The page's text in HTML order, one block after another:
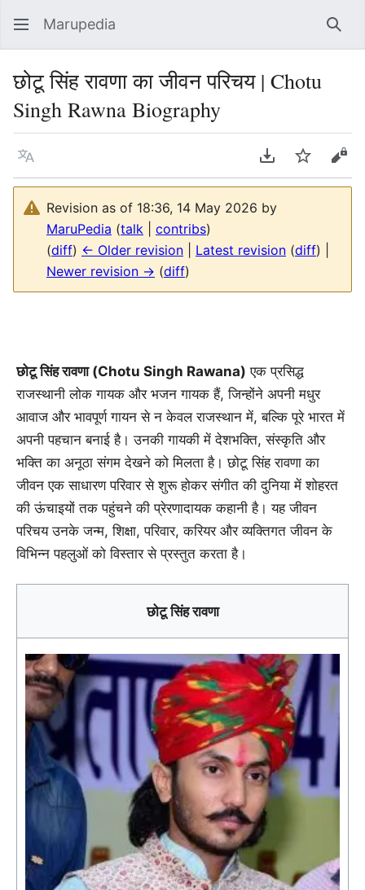
Marupedia
छोटू सिंह रावणा का जीवन परिचय | Chotu
Singh Rawna Biography
Language Download PDF
Watch
Revision as of 18:36, 14 May 2026 by
MaruPedia (talk contribs)
(diff) ← Older revision Latest revision (diff) |
Newer revision → (diff)
छोटू सिंह रावणा (Chotu Singh Rawana) एक प्रसिद्ध
राजस्थानी लोक गायक और भजन गायक हैं, जिन्होंने अपनी मधुर
आवाज और भावपूर्ण गायन से न केवल राजस्थान में, बल्कि पूरे भारत में
अपनी पहचान बनाई है। उनकी गायकी में देशभक्ति, संस्कृति और
भक्ति का अनूठा संगम देखने को मिलता है। छोटू सिंह रावणा का
जीवन एक साधारण परिवार से शुरू होकर संगीत की दुनिया में शोहरत
की ऊंचाइयों तक पहुंचने की प्रेरणादायक कहानी है। यह जीवन
परिचय उनके जन्म, शिक्षा, परिवार, करियर और व्यक्तिगत जीवन के
विभिन्न पहलुओं को विस्तार से प्रस्तुत करता है।
छोटू सिंह रावणा